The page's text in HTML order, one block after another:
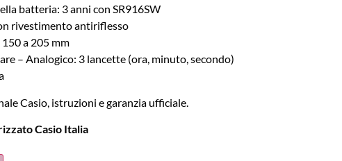
batteria: 3 anni con SR916SW
rivestimento antiriflesso
a 205 mm
– Analogico: 3 lancette (ora, minuto, secondo)
Casio, istruzioni e garanzia ufficiale.
Casio Italia